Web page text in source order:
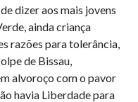
dizer aos mais jovens
ainda criança
razões para tolerância,
de Bissau,
alvoroço com o pavor
havia Liberdade para